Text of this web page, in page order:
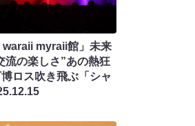
waraii myraii館」未来
流の楽しさ”あの熱狂
ロス吹き飛ぶ「シャ